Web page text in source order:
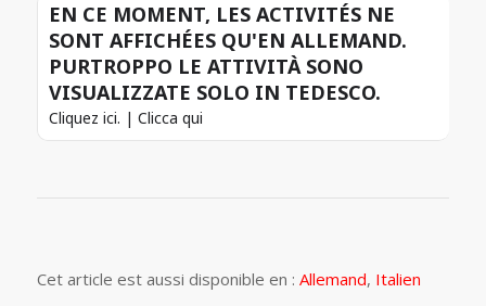
EN CE MOMENT, LES ACTIVITÉS NE
SONT AFFICHÉES QU'EN ALLEMAND.
PURTROPPO LE ATTIVITÀ SONO
VISUALIZZATE SOLO IN TEDESCO.
Cliquez ici. | Clicca qui
Cet article est aussi disponible en : Allemand Italien